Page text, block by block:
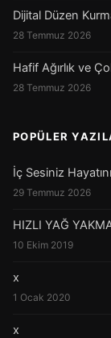
Dijital Düzen
28 Temmuz 2026
Hafif Ağırlık ve
28 Temmuz 2026
POPÜLER
İç Sesiniz
29 Temmuz 2026
HIZLI YAĞ
10 Ekim 2019
x
1 Ocak 2020
x